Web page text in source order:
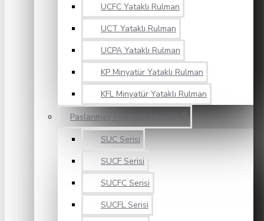
UCFC Yataklı Rulman
UCT Yataklı Rulman
UCPA Yataklı Rulman
KP Minyatür Yataklı Rulman
KFL Minyatür Yataklı Rulman
Paslanmaz Yataklı Rulmanlar
SUC Serisi
SUCF Serisi
SUCFC Serisi
SUCFL Serisi